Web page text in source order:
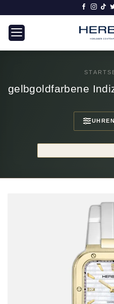
springen
gelbgoldfarbene